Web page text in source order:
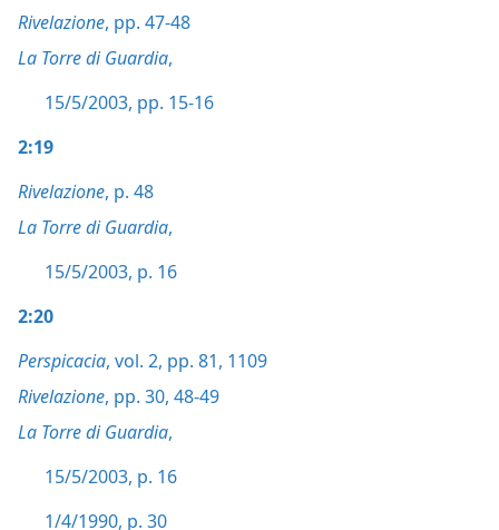
Rivelazione, pp. 47-48
La Torre di Guardia,
15/5/2003, pp. 15-16
2:19
Rivelazione, p. 48
La Torre di Guardia,
15/5/2003, p. 16
2:20
Perspicacia, vol. 2, pp. 81, 1109
Rivelazione, pp. 30, 48-49
La Torre di Guardia,
15/5/2003, p. 16
1/4/1990, p. 30